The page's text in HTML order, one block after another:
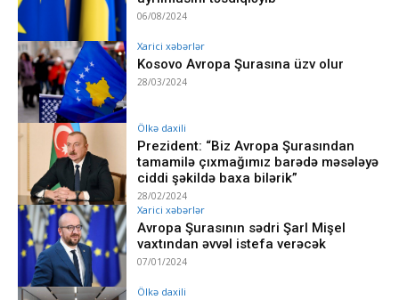
06/08/2024
Xarici xəbərlər
Kosovo Avropa Şurasına üzv olur
28/03/2024
Ölkə daxili
Prezident: “Biz Avropa Şurasından
tamamilə çıxmağımız barədə məsələyə
ciddi şəkildə baxa bilərik”
28/02/2024
Xarici xəbərlər
Avropa Şurasının sədri Şarl Mişel
vaxtından əvvəl istefa verəcək
07/01/2024
Ölkə daxili